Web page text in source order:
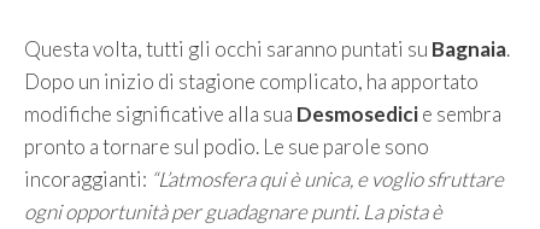
Questa volta, tutti gli occhi saranno puntati su Bagnaia.
Dopo un inizio di stagione complicato, ha apportato
modifiche significative alla sua Desmosedicie sembra
pronto a tornare sul podio. Le sue parole sono
incoraggianti: “L’atmosfera qui è unica, e voglio sfruttare
ogni opportunità per guadagnare punti. La pista è